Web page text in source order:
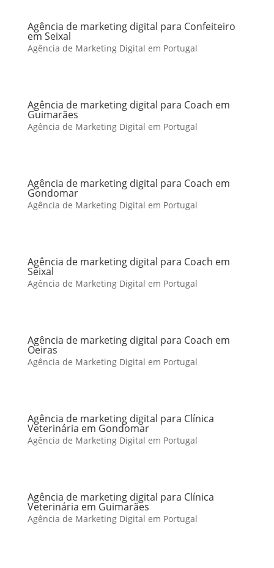
Agência de marketing digital para Confeiteiro
em Seixal
Agência de Marketing Digital em Portugal
Agência de marketing digital para Coach em
Guimarães
Agência de Marketing Digital em Portugal
Agência de marketing digital para Coach em
Gondomar
Agência de Marketing Digital em Portugal
Agência de marketing digital para Coach em
Seixal
Agência de Marketing Digital em Portugal
Agência de marketing digital para Coach em
Oeiras
Agência de Marketing Digital em Portugal
Agência de marketing digital para Clínica
Veterinária em Gondomar
Agência de Marketing Digital em Portugal
Agência de marketing digital para Clínica
Veterinária em Guimarães
Agência de Marketing Digital em Portugal